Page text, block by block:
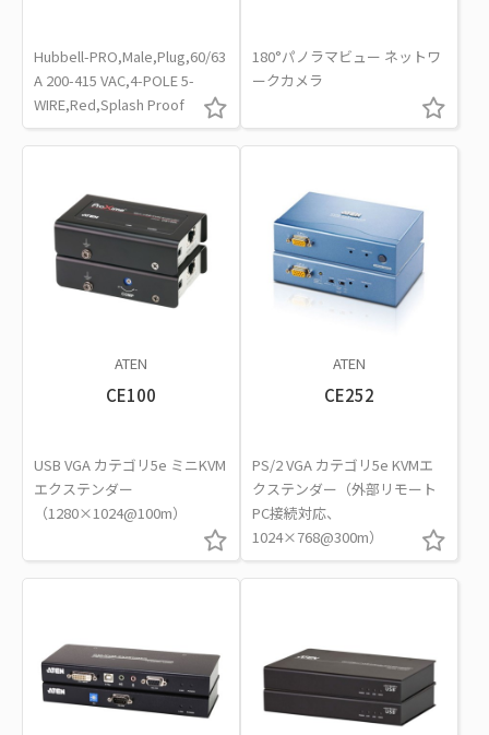
Hubbell-PRO,Male,Plug,60/63
A 200-415 VAC,4-POLE 5-
WIRE,Red,Splash Proof
180°パノラマビュー ネットワ
ークカメラ
ATEN
CE100
USB VGA カテゴリ5e ミニKVM
エクステンダー
（1280×1024@100m）
ATEN
CE252
PS/2 VGA カテゴリ5e KVMエ
クステンダー（外部リモート
PC接続対応、
1024×768@300m）